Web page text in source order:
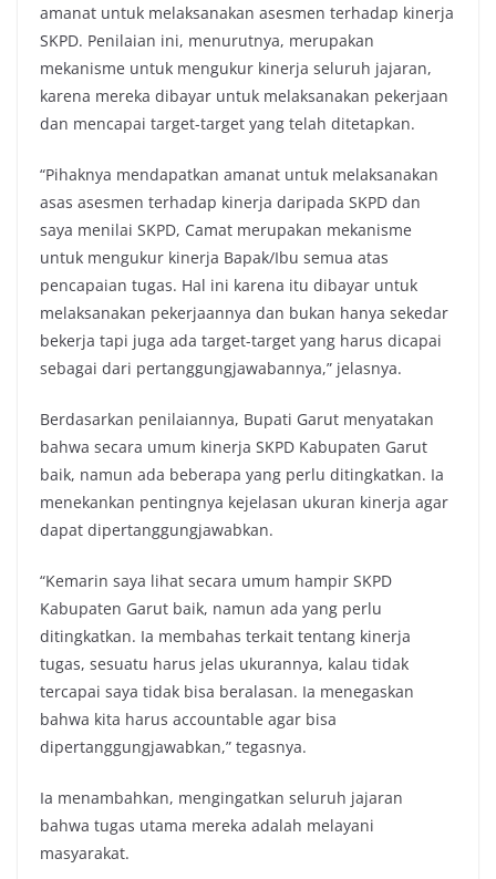
amanat untuk melaksanakan asesmen terhadap kinerja
SKPD. Penilaian ini, menurutnya, merupakan
mekanisme untuk mengukur kinerja seluruh jajaran,
karena mereka dibayar untuk melaksanakan pekerjaan
dan mencapai target-target yang telah ditetapkan.
“Pihaknya mendapatkan amanat untuk melaksanakan
asas asesmen terhadap kinerja daripada SKPD dan
saya menilai SKPD, Camat merupakan mekanisme
untuk mengukur kinerja Bapak/Ibu semua atas
pencapaian tugas. Hal ini karena itu dibayar untuk
melaksanakan pekerjaannya dan bukan hanya sekedar
bekerja tapi juga ada target-target yang harus dicapai
sebagai dari pertanggungjawabannya,” jelasnya.
Berdasarkan penilaiannya, Bupati Garut menyatakan
bahwa secara umum kinerja SKPD Kabupaten Garut
baik, namun ada beberapa yang perlu ditingkatkan. Ia
menekankan pentingnya kejelasan ukuran kinerja agar
dapat dipertanggungjawabkan.
“Kemarin saya lihat secara umum hampir SKPD
Kabupaten Garut baik, namun ada yang perlu
ditingkatkan. Ia membahas terkait tentang kinerja
tugas, sesuatu harus jelas ukurannya, kalau tidak
tercapai saya tidak bisa beralasan. Ia menegaskan
bahwa kita harus accountable agar bisa
dipertanggungjawabkan,” tegasnya.
Ia menambahkan, mengingatkan seluruh jajaran
bahwa tugas utama mereka adalah melayani
masyarakat.